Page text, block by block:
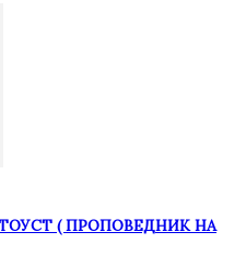
( ПРОПОВЕДНИК НА